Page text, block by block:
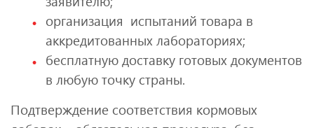
организация испытаний товара в
аккредитованных лабораториях;
бесплатную доставку готовых документов
в любую точку страны.
Подтверждение соответствия кормовых